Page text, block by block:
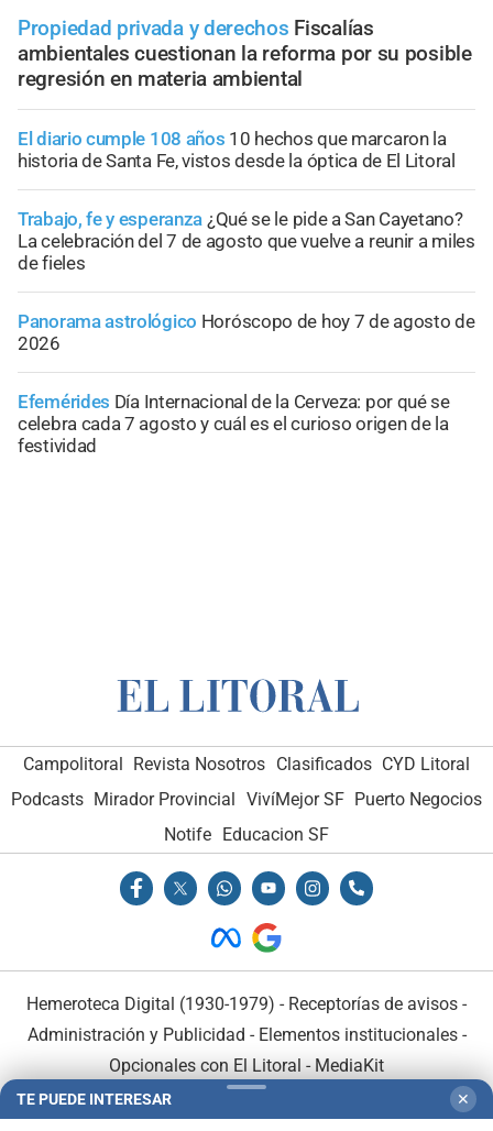
Propiedad privada y derechos Fiscalías
ambientales cuestionan la reforma por su posible
regresión en materia ambiental
El diario cumple 108 años 10 hechos que marcaron la
historia de Santa Fe, vistos desde la óptica de El Litoral
Trabajo, fe y esperanza ¿Qué se le pide a San Cayetano?
La celebración del 7 de agosto que vuelve a reunir a miles
de fieles
Panorama astrológico Horóscopo de hoy 7 de agosto de
2026
Efemérides Día Internacional de la Cerveza: por qué se
celebra cada 7 agosto y cuál es el curioso origen de la
festividad
Campolitoral Revista Nosotros Clasificados CYD Litoral
Podcasts Mirador Provincial VivíMejor SF Puerto Negocios
Notife
Educacion SF
Hemeroteca Digital (1930-1979) - Receptorías de avisos -
Administración y Publicidad - Elementos institucionales-
Opcionales con El Litoral - MediaKit
TE PUEDE INTERESAR ✕